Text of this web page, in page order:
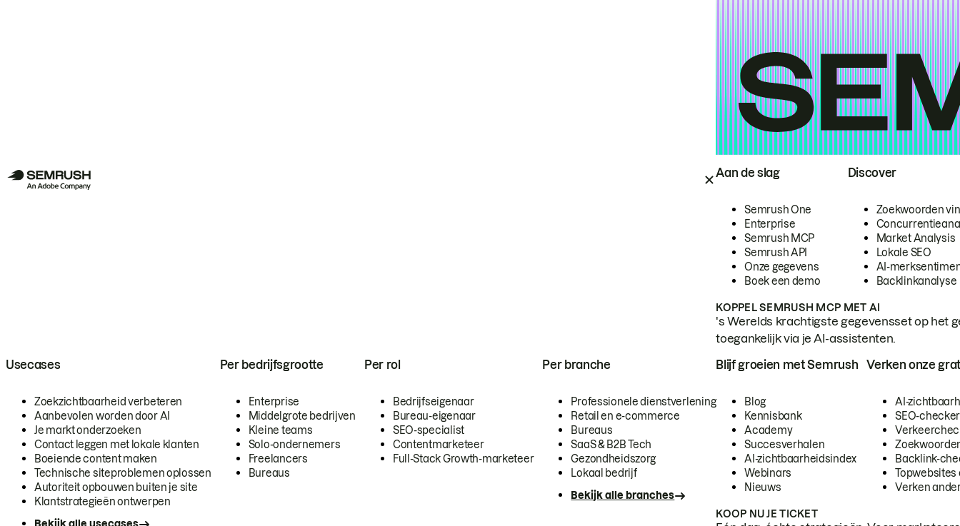
Aan de slag
Semrush One
Enterprise
Semrush MCP
Semrush API
Onze gegevens
Boek een demo
Discover
Zoekwoorden
Market Analysis
Lokale SEO
AI-
Backlinkanalyse
KOPPEL SEMRUSH MCP MET AI
's Werelds krachtigste gegevensset op het
toegankelijk via je AI-assistenten.
Usecases
Zoekzichtbaarheid verbeteren
Aanbevolen worden door AI
Je markt onderzoeken
Contact leggen met lokale klanten
Boeiende content maken
Technische siteproblemen oplossen
Autoriteit opbouwen buiten je site
Klantstrategieën ontwerpen
Per bedrijfsgrootte
Enterprise
Middelgrote bedrijven
Kleine teams
Solo-ondernemers
Freelancers
Bureaus
Per rol
Bedrijfseigenaar
Bureau-eigenaar
SEO-specialist
Contentmarketeer
Full-Stack Growth-marketeer
Per branche
Professionele dienstverlening
Retail en e-commerce
Bureaus
SaaS & B2B Tech
Gezondheidszorg
Lokaal bedrijf
Bekijk alle branches
Blijf groeien met Semrush
Blog
Kennisbank
Academy
Succesverhalen
AI-zichtbaarheidsindex
Webinars
Nieuws
Verken onze
AI-
SEO-checker
Backlink-
Topwebsites
Verken
KOOP NU JE TICKET